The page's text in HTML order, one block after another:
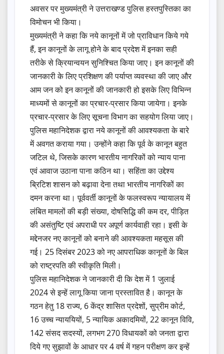
अवसर पर मुख्यमंत्री ने उत्तराखण्ड पुलिस हस्तपुस्तिका का
विमोचन भी किया।
मुख्यमंत्री ने कहा कि नये कानूनों में जो प्राविधान किये गये
हैं, इन कानूनों के लागू होने के बाद प्रदेश में इनका सही
तरीके से क्रियान्वयन सुनिश्चित किया जाए। इन कानूनों की
जानकारी के लिए प्रशिक्षण की पर्याप्त व्यवस्था की जाए और
आम जन को इन कानूनों की जानकारी हो इसके लिए विभिन्न
माध्यमों से कानूनों का प्रचार-प्रसार किया जायेगा। इनके
प्रचार-प्रसार के लिए सूचना विभाग का सहयोग लिया जाए।
पुलिस महानिदेशक द्वारा नये कानूनों की आवश्यकता के बारे
में अवगत कराया गया। उन्होंने कहा कि पूर्व के कानून बहुत
जटिल थे, जिसके कारण भारतीय नागरिकों को न्याय पाना
एवं आवाज उठाना पाना कठिन था। सहिंता का उद्देश्य
ब्रिटिश शासन को बढ़ावा देना तथा भारतीय नागरिकों का
दमन करना था। पूर्ववर्ती कानूनों के फलस्वरूप न्यायालय में
लंबित मामलों की बड़ी संख्या, दोषसिद्धि की कम दर, पीड़ित
की असंतुष्टि एवं अपराधी पर अपूर्ण कार्यवाही रहा। इसी के
मद्देनजर नए कानूनों को बनाने की आवश्यकता महसूस की
गई। 25 दिसंबर 2023 को नए आपराधिक कानूनों के बिल
को राष्ट्रपति की स्वीकृति मिली।
पुलिस महानिदेशक ने जानकारी दी कि देश में 1 जुलाई
2024 से इन्हें लागू किया जाना प्रस्तावित है। कानून के
गठन हेतु 18 राज्य, 6 केंद्र शासित प्रदेशों, सुप्रीम कोर्ट,
16 उच्च न्याययियों, 5 न्यायिक अकादमियों, 22 कानून विवि,
142 संसद सदस्यों, लगभग 270 विधायकों को जनता द्वारा
दिये गए सुझावों के आधार पर 4 वर्ष में गहन परीक्षण कर इन्हें